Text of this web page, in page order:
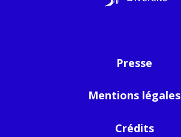
Presse
Mentions légales
Crédits